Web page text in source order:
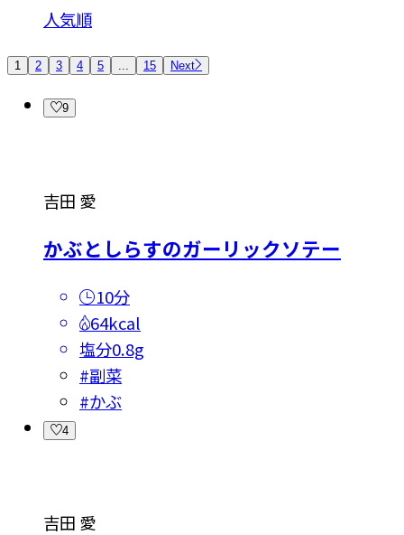
人気順
1 2 3 4 5 15 Next
9
吉田 愛
かぶとしらすのガーリックソテー
10分
64kcal
塩分0.8g
#副菜
#かぶ
4
吉田 愛